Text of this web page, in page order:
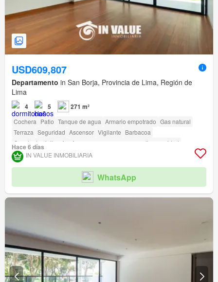
USD609,807
Departamento in San Borja, Provincia de Lima, Región de
Lima
4 5 271 m²
Cochera Patio Tanque de agua Armario empotrado Gas natural
Terraza Seguridad Ascensor Vigilante Barbacoa
Caseta de vigilancia
Acceso para personas con discapacidad
Hace 6 días
IN VALUE INMOBILIARIA
WhatsApp